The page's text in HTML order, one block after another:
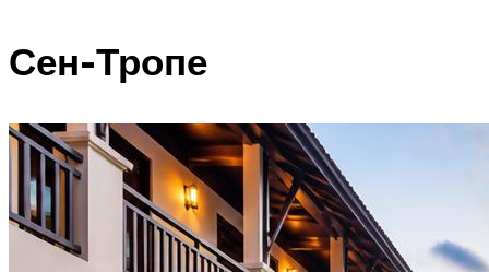
Сен-Тропе